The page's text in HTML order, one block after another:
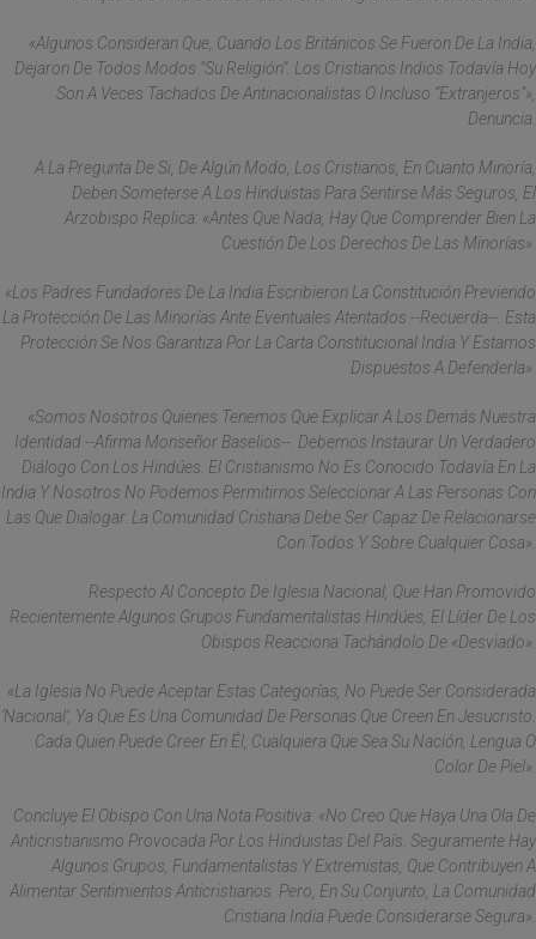
«Algunos Consideran Que, Cuando Los Británicos Se Fueron De La India,
Dejaron De Todos Modos "su Religión”. Los Cristianos Indios Todavía Hoy
Son A Veces Tachados De Antinacionalistas O Incluso “extranjeros”»,
Denuncia.
A La Pregunta De Si, De Algún Modo, Los Cristianos, En Cuanto Minoría,
Deben Someterse A Los Hinduistas Para Sentirse Más Seguros, El
Arzobispo Replica: «Antes Que Nada, Hay Que Comprender Bien La
Cuestión De Los Derechos De Las Minorías».
«Los Padres Fundadores De La India Escribieron La Constitución Previendo
La Protección De Las Minorías Ante Eventuales Atentados --Recuerda--. Esta
Protección Se Nos Garantiza Por La Carta Constitucional India Y Estamos
Dispuestos A Defenderla».
«Somos Nosotros Quienes Tenemos Que Explicar A Los Demás Nuestra
Identidad --Afirma Monseñor Baselios--. Debemos Instaurar Un Verdadero
Diálogo Con Los Hindúes. El Cristianismo No Es Conocido Todavía En La
India Y Nosotros No Podemos Permitirnos Seleccionar A Las Personas Con
Las Que Dialogar. La Comunidad Cristiana Debe Ser Capaz De Relacionarse
Con Todos Y Sobre Cualquier Cosa».
Respecto Al Concepto De Iglesia Nacional, Que Han Promovido
Recientemente Algunos Grupos Fundamentalistas Hindúes, El Líder De Los
Obispos Reacciona Tachándolo De «desviado».
«La Iglesia No Puede Aceptar Estas Categorías, No Puede Ser Considerada
‘nacional’, Ya Que Es Una Comunidad De Personas Que Creen En Jesucristo.
Cada Quien Puede Creer En Él, Cualquiera Que Sea Su Nación, Lengua O
Color De Piel».
Concluye El Obispo Con Una Nota Positiva: «No Creo Que Haya Una Ola De
Anticristianismo Provocada Por Los Hinduistas Del País. Seguramente Hay
Algunos Grupos, Fundamentalistas Y Extremistas, Que Contribuyen A
Alimentar Sentimientos Anticristianos. Pero, En Su Conjunto, La Comunidad
Cristiana India Puede Considerarse Segura».